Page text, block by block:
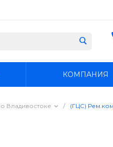
КОМПАНИЯ
Владивостоке / (ГЦС)